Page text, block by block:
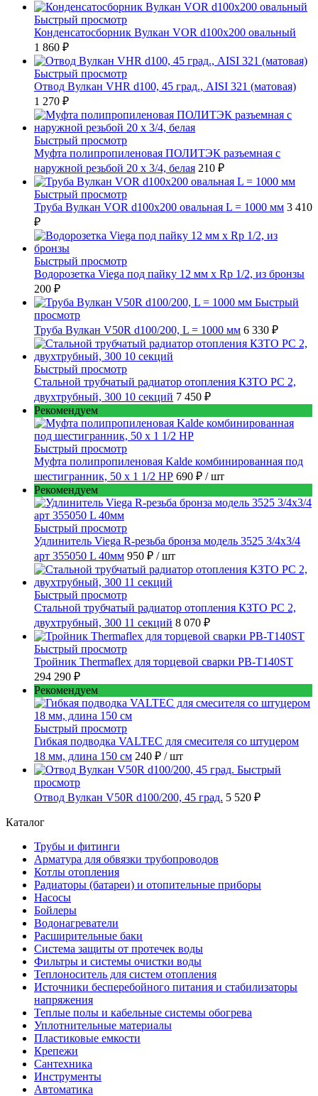
Быстрый просмотр
Конденсатосборник Вулкан VOR d100x200 овальный
1 860 ₽
Быстрый просмотр
Отвод Вулкан VHR d100, 45 град., AISI 321 (матовая)
1 270 ₽
Быстрый просмотр
Муфта полипропиленовая ПОЛИТЭК разъемная с
наружной резьбой 20 x 3/4, белая 210 ₽
Быстрый просмотр
Труба Вулкан VOR d100x200 овальная L = 1000 мм 3 410
₽
Быстрый просмотр
Водорозетка Viega под пайку 12 мм х Rp 1/2, из бронзы
200 ₽
Быстрый
просмотр
Труба Вулкан V50R d100/200, L = 1000 мм 6 330 ₽
Быстрый просмотр
Стальной трубчатый радиатор отопления КЗТО РС 2,
двухтрубный, 300 10 секций 7 450 ₽
Рекомендуем
Быстрый просмотр
Муфта полипропиленовая Kalde комбинированная под
шестигранник, 50 x 1 1/2 НР 690 ₽ / шт
Рекомендуем
Быстрый просмотр
Удлинитель Viega R-резьба бронза модель 3525 3/4x3/4
арт 355050 L 40мм 950 ₽ / шт
Быстрый просмотр
Стальной трубчатый радиатор отопления КЗТО РС 2,
двухтрубный, 300 11 секций 8 070 ₽
Быстрый просмотр
Тройник Thermaflex для торцевой сварки PB-T140ST
294 290 ₽
Рекомендуем
Быстрый просмотр
Гибкая подводка VALTEC для смесителя со штуцером
18 мм, длина 150 см 240 ₽ / шт
Быстрый
просмотр
Отвод Вулкан V50R d100/200, 45 град. 5 520 ₽
Каталог
Трубы и фитинги
Арматура для обвязки трубопроводов
Котлы отопления
Радиаторы (батареи) и отопительные приборы
Насосы
Бойлеры
Водонагреватели
Расширительные баки
Система защиты от протечек воды
Фильтры и системы очистки воды
Теплоноситель для систем отопления
Источники бесперебойного питания и стабилизаторы
напряжения
Теплые полы и кабельные системы обогрева
Уплотнительные материалы
Пластиковые емкости
Крепежи
Сантехника
Инструменты
Автоматика